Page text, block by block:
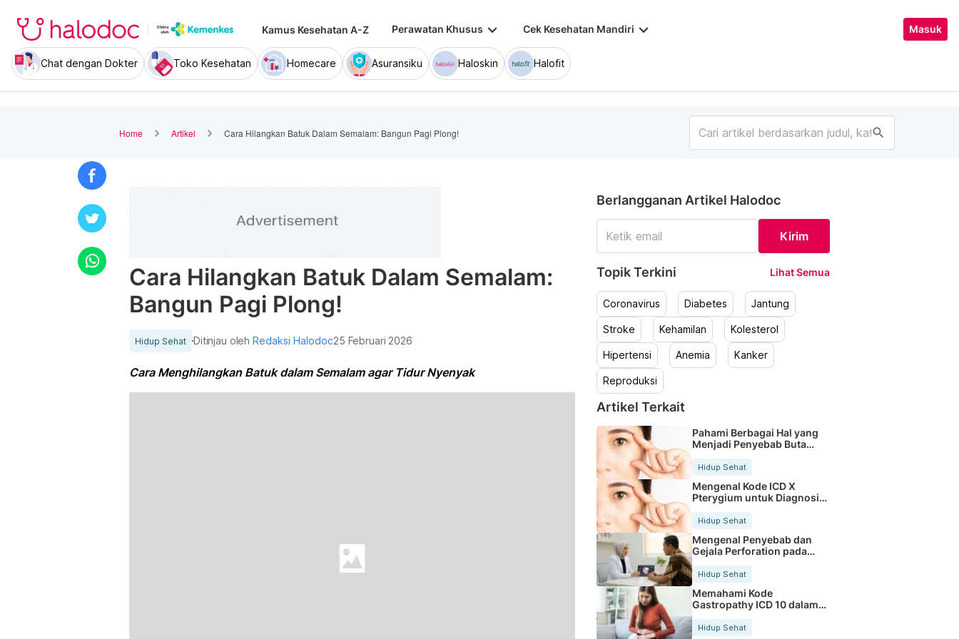
Kamus Kesehatan A-Z Perawatan Khusus keyboard_arrow_down Cek Kesehatan Mandiri keyboard_arrow_down Masuk
Chat dengan Dokter Toko Kesehatan Homecare Asuransiku Haloskin Halofit
Home Artikel Cara Hilangkan Batuk Dalam Semalam: Bangun Pagi Plong! search
Cara Hilangkan Batuk Dalam Semalam:
Bangun Pagi Plong!
Hidup Sehat Ditinjau olehRedaksi Halodoc25 Februari 2026
Cara Menghilangkan Batuk dalam Semalam agar Tidur Nyenyak
Berlangganan Artikel Halodoc
Kirim
Topik Terkini Lihat Semua
Coronavirus Diabetes Jantung
Stroke Kehamilan Kolesterol
Hipertensi Anemia Kanker
Reproduksi
Artikel Terkait
Pahami Berbagai Hal yang
Menjadi Penyebab Buta
Hidup Sehat
Mengenal Kode ICD X
Pterygium untuk Diagnosis
Hidup Sehat
Mengenal Penyebab dan
Gejala Perforation pada
Tubuh
Hidup Sehat
Memahami Kode
Gastropathy ICD 10 dalam
Rekam Medis Pasien
Hidup Sehat